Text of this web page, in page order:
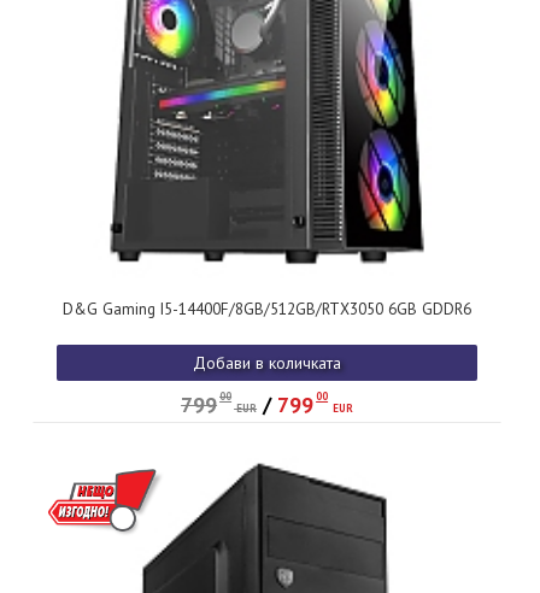
D&G Gaming I5-14400F/8GB/512GB/RTX3050 6GB GDDR6
Добави в количката
79900
EUR / 79900
EUR